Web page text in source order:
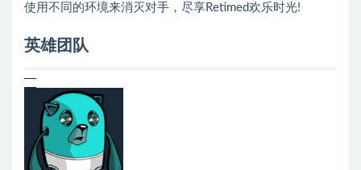
使用不同的环境来消灭对手，尽享Retimed欢乐时光!
英雄团队